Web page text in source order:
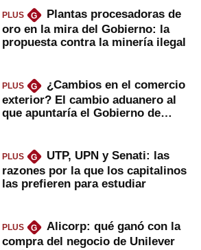
PLUS G
Plantas procesadoras de
oro en la mira del Gobierno: la
propuesta contra la minería ilegal
PLUS G
¿Cambios en el comercio
exterior? El cambio aduanero al
que apuntaría el Gobierno de
PLUS G
UTP, UPN y Senati: las
razones por la que los capitalinos
las prefieren para estudiar
PLUS G
Alicorp: qué ganó con la
compra del negocio de Unilever